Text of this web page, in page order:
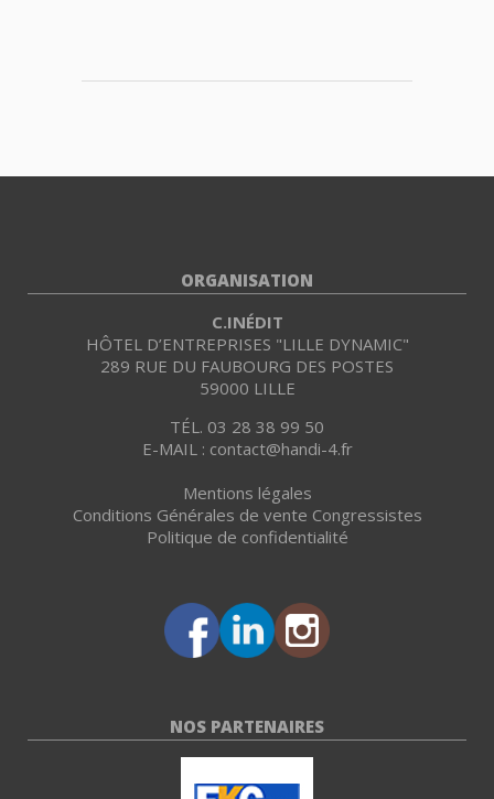
ORGANISATION
C.INÉDIT
HÔTEL D’ENTREPRISES "LILLE DYNAMIC"
289 RUE DU FAUBOURG DES POSTES
59000 LILLE
TÉL. 03 28 38 99 50
E-MAIL : contact@handi-4.fr
Mentions légales
Conditions Générales de vente Congressistes
Politique de confidentialité
NOS PARTENAIRES